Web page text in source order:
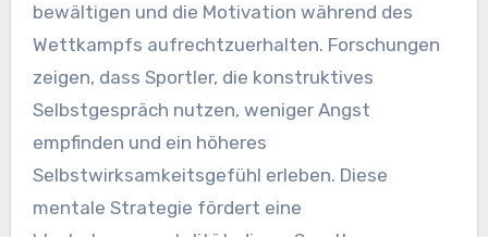
bewältigen und die Motivation während des
Wettkampfs aufrechtzuerhalten. Forschungen
zeigen, dass Sportler, die konstruktives
Selbstgespräch nutzen, weniger Angst
empfinden und ein höheres
Selbstwirksamkeitsgefühl erleben. Diese
mentale Strategie fördert eine